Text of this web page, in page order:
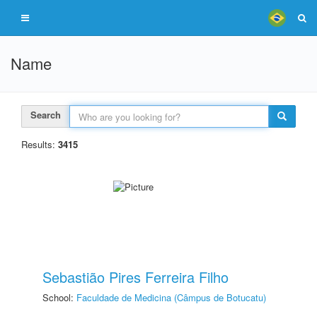
Name
Search
Results: 3415
Sebastião Pires Ferreira Filho
School: Faculdade de Medicina (Câmpus de Botucatu)